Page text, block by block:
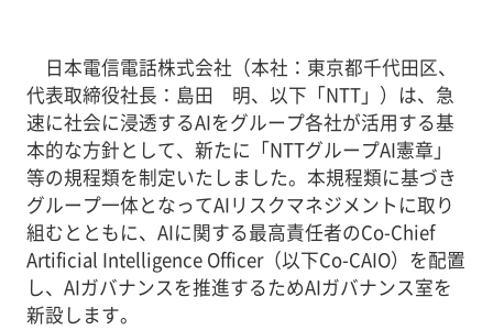
日本電信電話株式会社（本社：東京都千代田区、
代表取締役社長：島田 明、以下「NTT」）は、急
速に社会に浸透するAIをグループ各社が活用する基
本的な方針として、新たに「NTTグループAI憲章」
等の規程類を制定いたしました。本規程類に基づき
グループ一体となってAIリスクマネジメントに取り
組むとともに、AIに関する最高責任者のCo-Chief
Artificial Intelligence Officer（以下Co-CAIO）を配置
し、AIガバナンスを推進するためAIガバナンス室を
新設します。